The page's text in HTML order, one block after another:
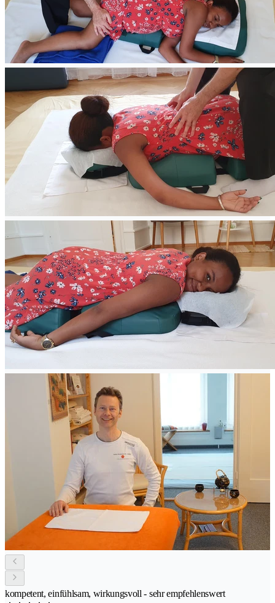
kompetent, einfühlsam, wirkungsvoll - sehr empfehlenswert